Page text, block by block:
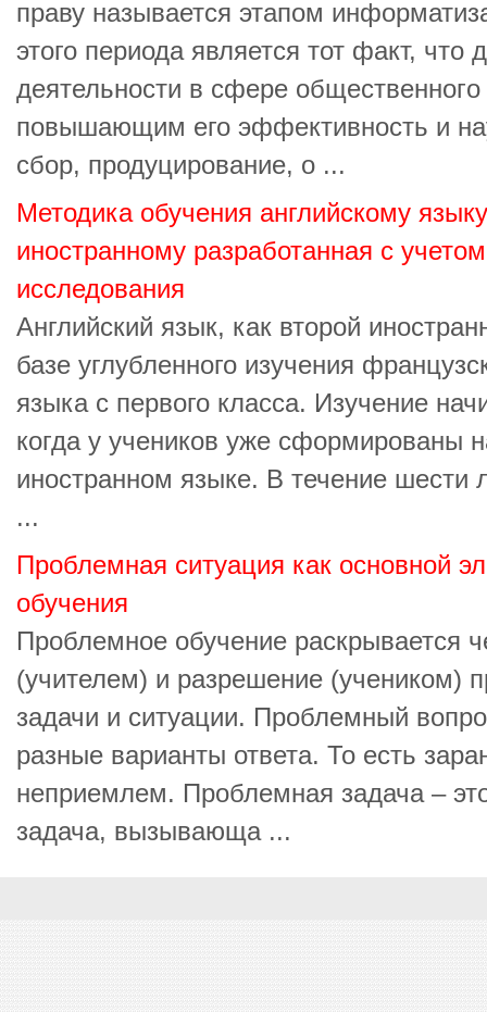
праву называется этапом
этого периода является тот факт,
деятельности в сфере общественногo
повышающим его эффективность и
сбор, продуцирование, о ...
Методика обучения английскому
иностранному разработанная с
исследования
Английский язык, как второй
базе углубленного изучения
языка с первого класса. Изучение
когда у учеников уже сформированы
иностранном языке. В течение шести
...
Проблемная ситуация как основной
обучения
Проблемное обучение раскрывается
(учителем) и разрешение (учеником)
задачи и ситуации. Проблемный
разные варианты ответа. То есть
неприемлем. Проблемная задача –
задача, вызывающа ...